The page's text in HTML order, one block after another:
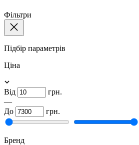
Фільтри
Підбір параметрів
Ціна
Від
грн.
—
До
грн.
Бренд